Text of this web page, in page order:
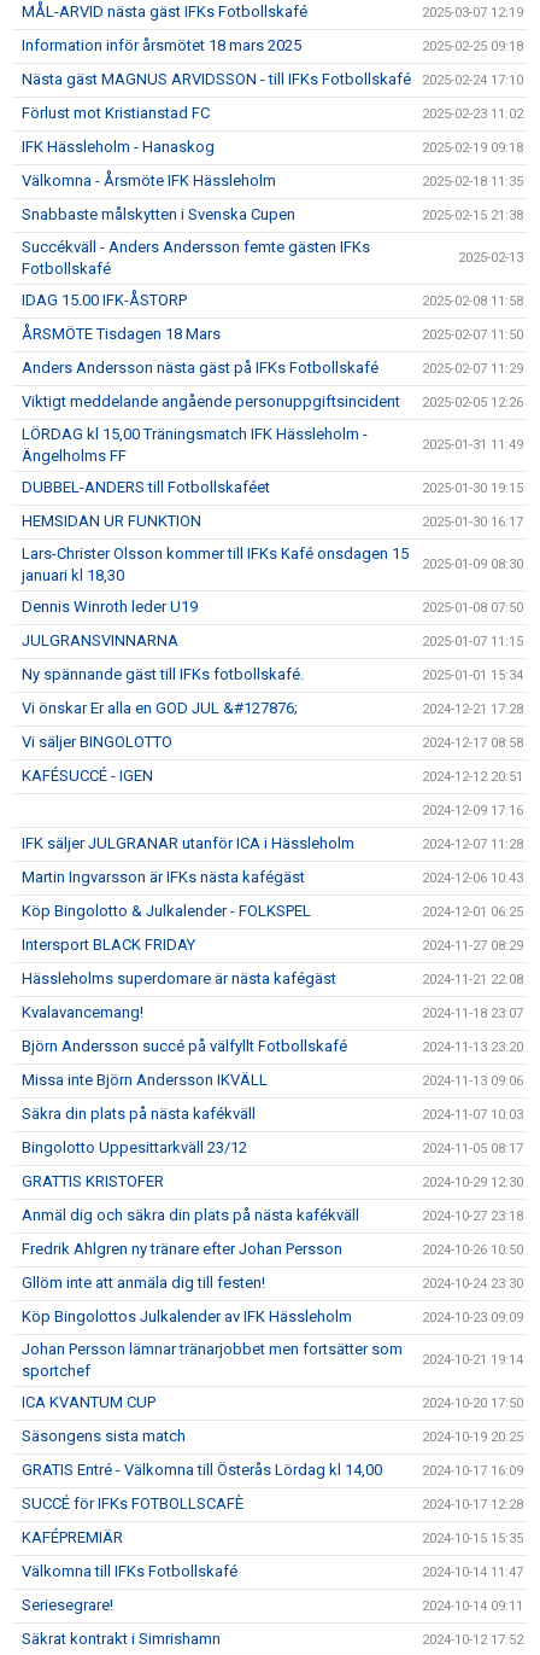
MÅL-ARVID nästa gäst IFKs Fotbollskafé 2025-03-07 12:19
Information inför årsmötet 18 mars 2025 2025-02-25 09:18
Nästa gäst MAGNUS ARVIDSSON - till IFKs Fotbollskafé 2025-02-24 17:10
Förlust mot Kristianstad FC 2025-02-23 11:02
IFK Hässleholm - Hanaskog 2025-02-19 09:18
Välkomna - Årsmöte IFK Hässleholm 2025-02-18 11:35
Snabbaste målskytten i Svenska Cupen 2025-02-15 21:38
Succékväll - Anders Andersson femte gästen IFKs
Fotbollskafé
2025-02-13
IDAG 15.00 IFK-ÅSTORP 2025-02-08 11:58
ÅRSMÖTE Tisdagen 18 Mars 2025-02-07 11:50
Anders Andersson nästa gäst på IFKs Fotbollskafé 2025-02-07 11:29
Viktigt meddelande angående personuppgiftsincident 2025-02-05 12:26
LÖRDAG kl 15,00 Träningsmatch IFK Hässleholm -
Ängelholms FF
2025-01-31 11:49
DUBBEL-ANDERS till Fotbollskaféet 2025-01-30 19:15
HEMSIDAN UR FUNKTION 2025-01-30 16:17
Lars-Christer Olsson kommer till IFKs Kafé onsdagen 15
januari kl 18,30
2025-01-09 08:30
Dennis Winroth leder U19 2025-01-08 07:50
JULGRANSVINNARNA 2025-01-07 11:15
Ny spännande gäst till IFKs fotbollskafé. 2025-01-01 15:34
Vi önskar Er alla en GOD JUL &#127876; 2024-12-21 17:28
Vi säljer BINGOLOTTO 2024-12-17 08:58
KAFÉSUCCÉ - IGEN 2024-12-12 20:51
2024-12-09 17:16
IFK säljer JULGRANAR utanför ICA i Hässleholm 2024-12-07 11:28
Martin Ingvarsson är IFKs nästa kafégäst 2024-12-06 10:43
Köp Bingolotto & Julkalender - FOLKSPEL 2024-12-01 06:25
Intersport BLACK FRIDAY 2024-11-27 08:29
Hässleholms superdomare är nästa kafégäst 2024-11-21 22:08
Kvalavancemang! 2024-11-18 23:07
Björn Andersson succé på välfyllt Fotbollskafé 2024-11-13 23:20
Missa inte Björn Andersson IKVÄLL 2024-11-13 09:06
Säkra din plats på nästa kafékväll 2024-11-07 10:03
Bingolotto Uppesittarkväll 23/12 2024-11-05 08:17
GRATTIS KRISTOFER 2024-10-29 12:30
Anmäl dig och säkra din plats på nästa kafékväll 2024-10-27 23:18
Fredrik Ahlgren ny tränare efter Johan Persson 2024-10-26 10:50
Gllöm inte att anmäla dig till festen! 2024-10-24 23:30
Köp Bingolottos Julkalender av IFK Hässleholm 2024-10-23 09:09
Johan Persson lämnar tränarjobbet men fortsätter som
sportchef
2024-10-21 19:14
ICA KVANTUM CUP 2024-10-20 17:50
Säsongens sista match 2024-10-19 20:25
GRATIS Entré - Välkomna till Österås Lördag kl 14,00 2024-10-17 16:09
SUCCÉ för IFKs FOTBOLLSCAFÈ 2024-10-17 12:28
KAFÉPREMIÄR 2024-10-15 15:35
Välkomna till IFKs Fotbollskafé 2024-10-14 11:47
Seriesegrare! 2024-10-14 09:11
Säkrat kontrakt i Simrishamn 2024-10-12 17:52